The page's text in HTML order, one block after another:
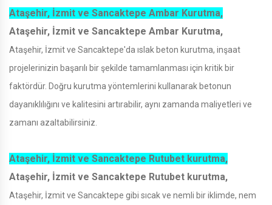
Ataşehir, İzmit ve Sancaktepe Ambar Kurutma,
Ataşehir, İzmit ve Sancaktepe Ambar Kurutma,
Ataşehir, İzmit ve Sancaktepe'da ıslak beton kurutma, inşaat
projelerinizin başarılı bir şekilde tamamlanması için kritik bir
faktördür. Doğru kurutma yöntemlerini kullanarak betonun
dayanıklılığını ve kalitesini artırabilir, aynı zamanda maliyetleri ve
zamanı azaltabilirsiniz.
Ataşehir, İzmit ve Sancaktepe Rutubet kurutma,
Ataşehir, İzmit ve Sancaktepe Rutubet kurutma,
Ataşehir, İzmit ve Sancaktepe gibi sıcak ve nemli bir iklimde, nem